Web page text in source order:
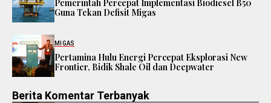
Pemerintah Percepat Implementasi Biodiesel B50
Guna Tekan Defisit Migas
MIGAS
Pertamina Hulu Energi Percepat Eksplorasi New
Frontier, Bidik Shale Oil dan Deepwater
Berita Komentar Terbanyak